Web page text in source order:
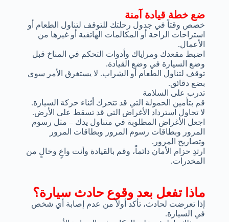
ضع خطة قيادة آمنة
خصص وقتاً في جدول رحلتك للتوقف لتناول الطعام أو
استراحات الراحة أو المكالمات الهاتفية أو غيرها من
الأعمال.
اضبط مقعدك ومراياك وأدوات التحكم في المناخ قبل
وضع السيارة في وضع القيادة.
توقف لتناول الطعام أو الشراب. لا يستغرق الأمر سوى
بضع دقائق.
تدرب على السلامة
قم بتأمين الحمولة التي قد تتحرك أثناء حركة السيارة.
لا تحاول استرداد الأغراض التي قد تسقط على الأرض.
اجعل الأغراض المطلوبة في متناول يدك – مثل رسوم
المرور وبطاقات رسوم المرور وبطاقات المرور
وتصاريح المرور.
ارتدِ حزام الأمان دائماً، وقم بالقيادة وأنت واعٍ وخالٍ من
المخدرات.
ماذا تفعل بعد وقوع حادث سيارة؟
إذا تعرضت لحادث، تأكد أولاً من عدم إصابة أي شخص
في السيارة.